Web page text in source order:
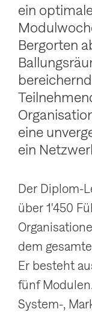
ein
Bergorten
eine
ein
Der Diplom-
über 1'450
dem
Er besteht
fünf
System-,